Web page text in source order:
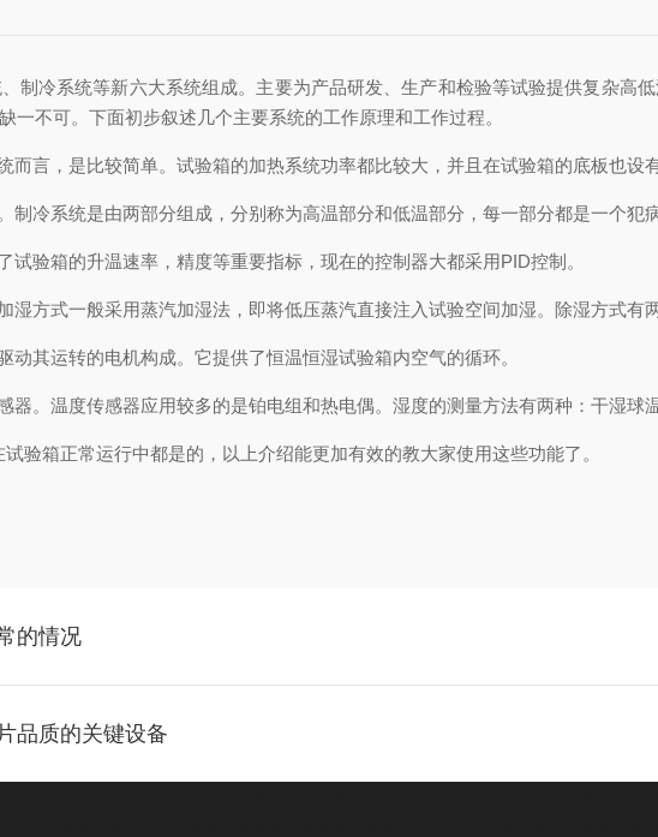
制冷系统等新六大系统组成。主要为产品研发、生产和检验等试验提供复杂高
不可。下面初步叙述几个主要系统的工作原理和工作过程。
，是比较简单。试验箱的加热系统功率都比较大，并且在试验箱的底板也设有
系统是由两部分组成，分别称为高温部分和低温部分，每一部分都是一个犯病
箱的升温速率，精度等重要指标，现在的控制器大都采用PID控制。
式一般采用蒸汽加湿法，即将低压蒸汽直接注入试验空间加湿。除湿方式有
其运转的电机构成。它提供了恒温恒湿试验箱内空气的循环。
温度传感器应用较多的是铂电组和热电偶。湿度的测量方法有两种：干湿球
箱正常运行中都是的，以上介绍能更加有效的教大家使用这些功能了。
的情况
品质的关键设备